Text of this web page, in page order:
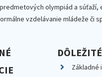
olympiád a súťaží,
vzdelávanie mládeže či
Základné